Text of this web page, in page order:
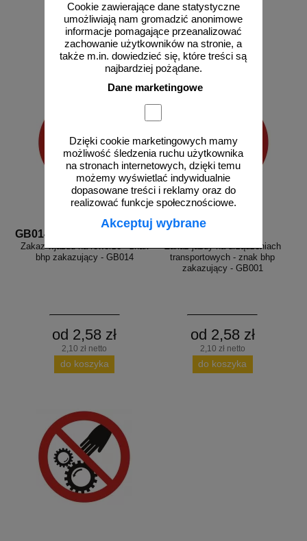
Cookie zawierające dane statystyczne
umożliwiają nam gromadzić anonimowe
informacje pomagające przeanalizować
zachowanie użytkowników na stronie, a
także m.in. dowiedzieć się, które treści są
najbardziej pożądane.
Dane marketingowe
Dzięki cookie marketingowych mamy
możliwość śledzenia ruchu użytkownika
na stronach internetowych, dzięki temu
możemy wyświetlać indywidualnie
dopasowane treści i reklamy oraz do
realizować funkcje społecznościowe.
Akceptuj wybrane
od 2,58 zł
2,10 zł netto
do koszyka
od 2,58 zł
2,10 zł netto
do koszyka
GB014
Zakaz wjazdu na rowerze - znak
bhp zakazujący - GB014
od 2,58 zł
2,10 zł netto
do koszyka
GB001
Zakaz jazdy na urządzeniach
transportowych - znak bhp
zakazujący - GB001
od 2,58 zł
2,10 zł netto
do koszyka